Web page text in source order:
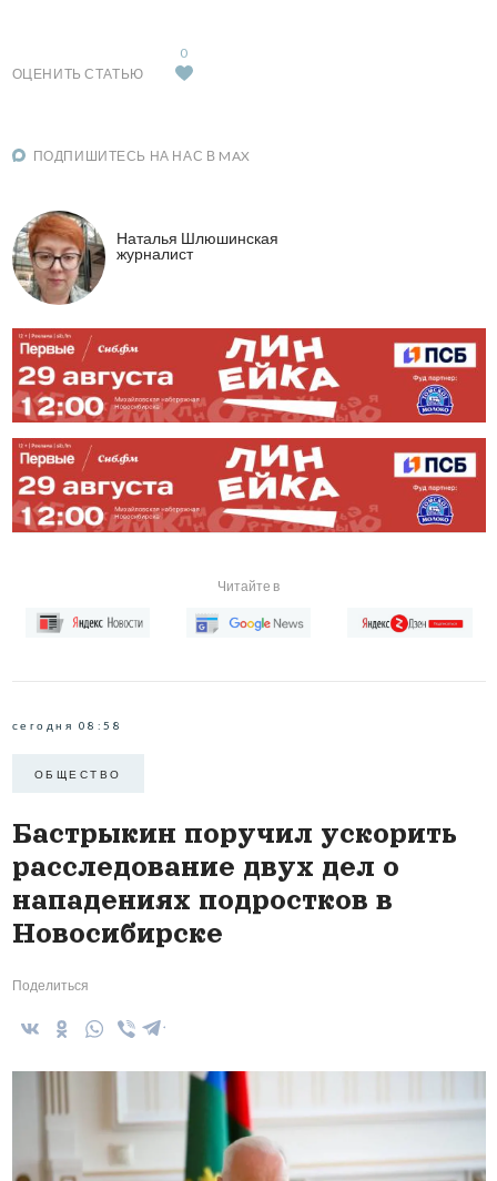
ОЦЕНИТЬ СТАТЬЮ
0
ПОДПИШИТЕСЬ НА НАС В MAX
Наталья Шлюшинская
журналист
Читайте в
сегодня 08:58
ОБЩЕСТВО
Бастрыкин поручил ускорить
расследование двух дел о
нападениях подростков в
Новосибирске
Поделиться